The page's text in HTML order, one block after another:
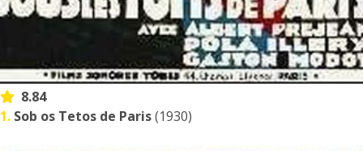
8.84
1. Sob os Tetos de Paris(1930)